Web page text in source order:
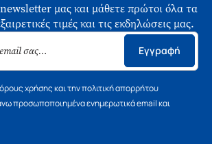
μας και μάθετε πρώτοι όλα τα
τιμές και τις εκδηλώσεις μας.
Εγγραφή
χρήσης και την πολιτική απορρήτου
προσωποποιημένα ενημερωτικά email και